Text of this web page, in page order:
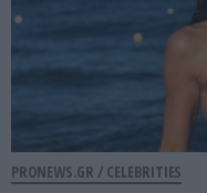
PRONEWS.GR / CELEBRITIES